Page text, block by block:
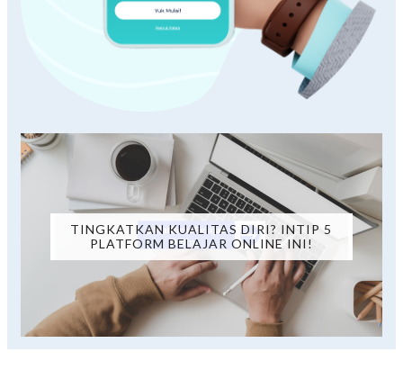
TINGKATKAN KUALITAS DIRI? INTIP 5
PLATFORM BELAJAR ONLINE INI!